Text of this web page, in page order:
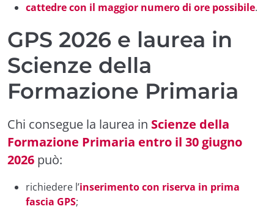
cattedre con il maggior numero di ore possibile.
GPS 2026 e laurea in
Scienze della
Formazione Primaria
Chi consegue la laurea in Scienze della
Formazione Primaria entro il 30 giugno
2026 può:
richiedere l’inserimento con riserva in prima
fascia GPS;